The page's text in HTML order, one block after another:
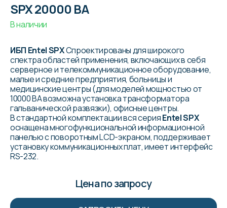
SPX 20000 ВА
В наличии
ИБП Entel SPXСпроектированы для широкого
спектра областей применения, включающих в себя
серверное и телекоммуникационное оборудование,
малые и средние предприятия, больницы и
медицинские центры (для моделей мощностью от
10000 ВА возможна установка трансформатора
гальванической развязки), офисные центры.
В стандартной комплектации вся серияEntel SPX
оснащена многофункциональной информационной
панелью с поворотным LCD-экраном, поддерживает
установку коммуникационных плат, имеет интерфейс
RS-232.
Цена по запросу